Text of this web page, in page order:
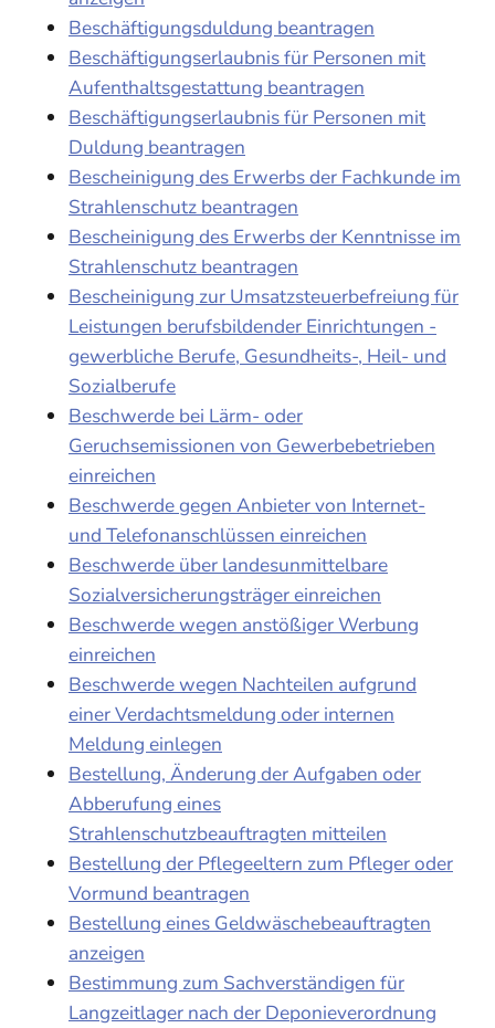
Beschäftigungsduldung beantragen
Beschäftigungserlaubnis für Personen mit
Aufenthaltsgestattung beantragen
Beschäftigungserlaubnis für Personen mit
Duldung beantragen
Bescheinigung des Erwerbs der Fachkunde im
Strahlenschutz beantragen
Bescheinigung des Erwerbs der Kenntnisse im
Strahlenschutz beantragen
Bescheinigung zur Umsatzsteuerbefreiung für
Leistungen berufsbildender Einrichtungen -
gewerbliche Berufe, Gesundheits-, Heil- und
Sozialberufe
Beschwerde bei Lärm- oder
Geruchsemissionen von Gewerbebetrieben
einreichen
Beschwerde gegen Anbieter von Internet-
und Telefonanschlüssen einreichen
Beschwerde über landesunmittelbare
Sozialversicherungsträger einreichen
Beschwerde wegen anstößiger Werbung
einreichen
Beschwerde wegen Nachteilen aufgrund
einer Verdachtsmeldung oder internen
Meldung einlegen
Bestellung, Änderung der Aufgaben oder
Abberufung eines
Strahlenschutzbeauftragten mitteilen
Bestellung der Pflegeeltern zum Pfleger oder
Vormund beantragen
Bestellung eines Geldwäschebeauftragten
anzeigen
Bestimmung zum Sachverständigen für
Langzeitlager nach der Deponieverordnung